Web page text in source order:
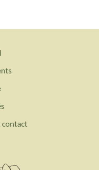
contact